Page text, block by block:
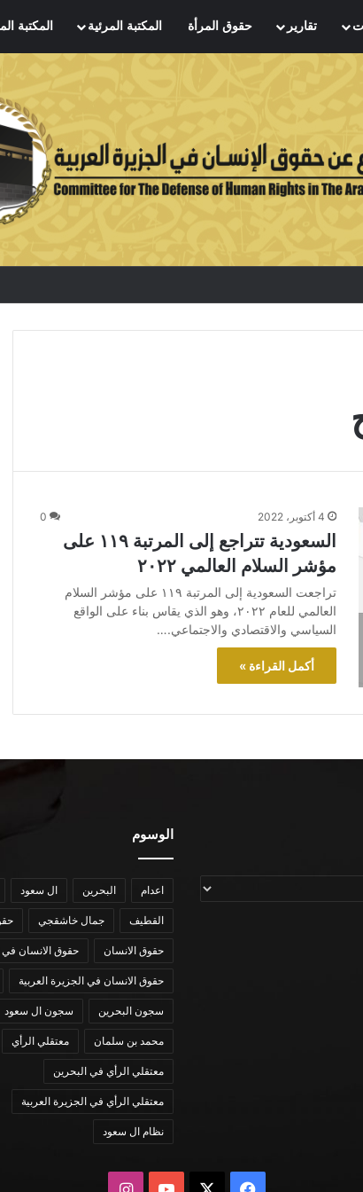
تقارير حقوق المرأة المكتبة المرئية المكتبة
4 أكتوبر، 2022 0
السعودية تتراجع إلى المرتبة ١١٩ على
مؤشر السلام العالمي ٢٠٢٢
تراجعت السعودية إلى المرتبة ١١٩ على مؤشر السلام
العالمي للعام ٢٠٢٢، وهو الذي يقاس بناء على الواقع
السياسي والاقتصادي والاجتماعي.…
أكمل القراءة »
الوسوم
اعدام البحرين ال سعود
القطيف جمال خاشقجي
حقوق الانسان حقوق الانسان في
حقوق الانسان في الجزيرة العربية
سجون البحرين سجون ال سعود
محمد بن سلمان معتقلي الرأي
معتقلي الرأي في البحرين
معتقلي الرأي في الجزيرة العربية
نظام ال سعود
فيسبوك يوتيوبانستقرام